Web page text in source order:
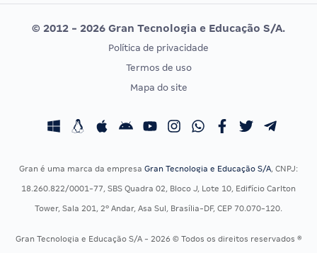
Editais publicados
Vunesp
CONCURSOS POR PROFISSÃO
Concursos Fiscais
Concursos Saúde
Residência Multiprofissional
EXAME DE ORDEM
Calendário OAB
© 2012 - 2026 Gran Tecnologia e Educação S/A.
Política de privacidade
Termos de uso
Mapa do site
Gran é uma marca da empresa Gran Tecnologia e Educação S/A, CNPJ:
18.260.822/0001-77, SBS Quadra 02, Bloco J, Lote 10, Edifício Carlton
Tower, Sala 201, 2º Andar, Asa Sul, Brasília-DF, CEP 70.070-120.
Gran Tecnologia e Educação S/A - 2026 © Todos os direitos reservados ®